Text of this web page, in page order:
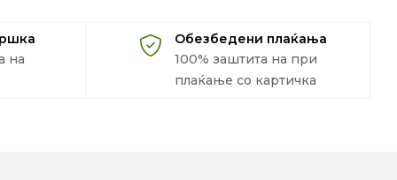
на
Обезбедени плаќања
100% заштита на при
плаќање со картичка